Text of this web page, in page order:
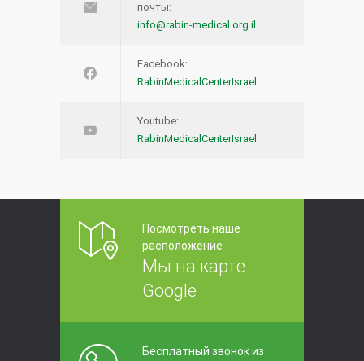
16.08.2016
Что такое виртуальная
колоноскопия?
Несколько фактов о Кейтруде и
почты:
info@rabin-medical.org.il
Facebook:
RabinMedicalCenterIsrael
Youtube:
RabinMedicalCenterIsrael
Посмотреть наше
расположение
Мы на карте
Google
Бесплатный звонок из